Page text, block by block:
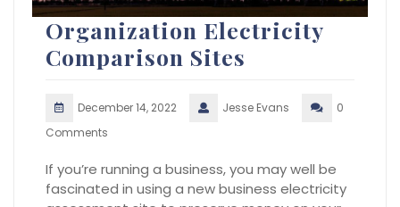
Organization Electricity
Comparison Sites
December 14, 2022 Jesse Evans
0
Comments
If you’re running a business, you may well be
fascinated in using a new business electricity